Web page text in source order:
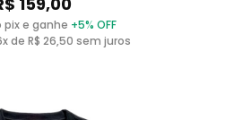
pix e ganhe +5% OFF
de R$ 26,50 sem juros